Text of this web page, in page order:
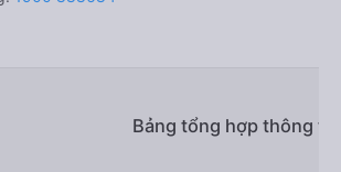
Bảng tổng hợp thông